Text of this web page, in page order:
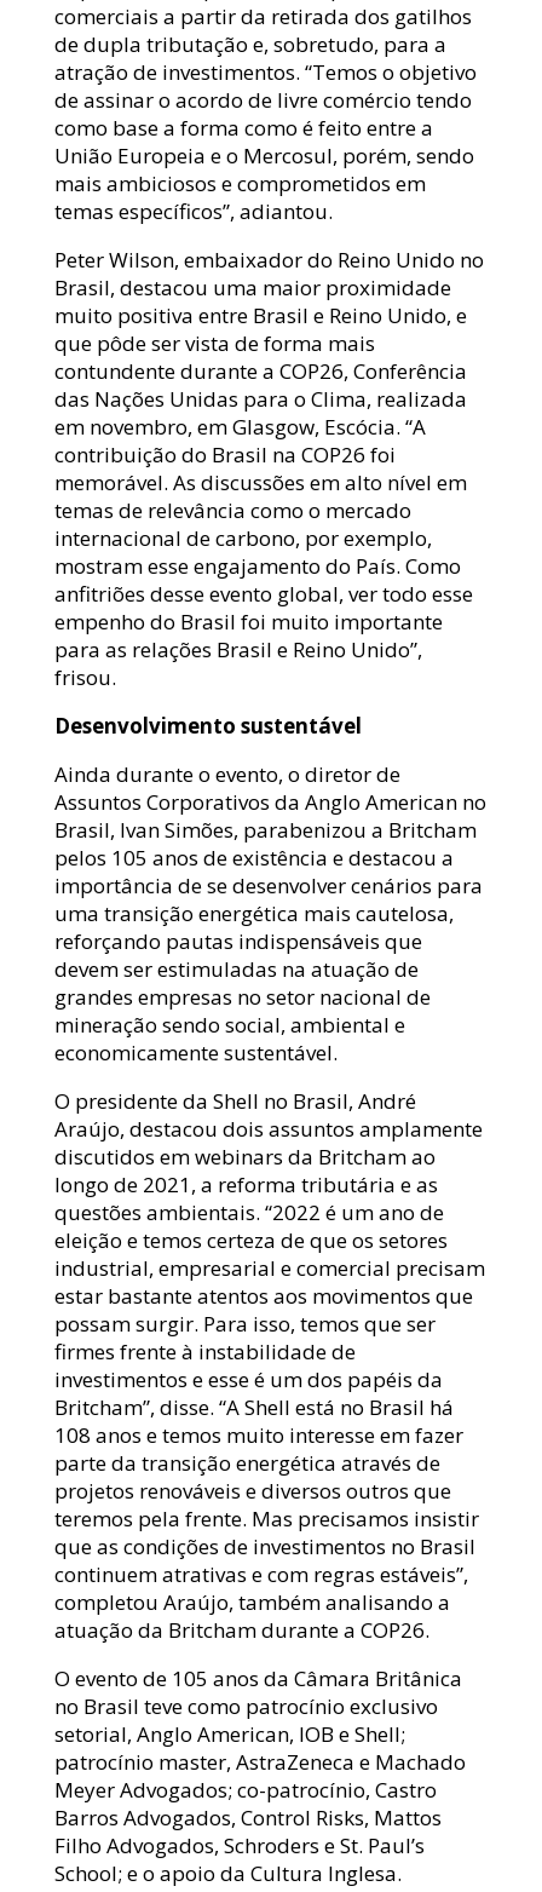
comerciais a partir da retirada dos gatilhos
de dupla tributação e, sobretudo, para a
atração de investimentos. “Temos o objetivo
de assinar o acordo de livre comércio tendo
como base a forma como é feito entre a
União Europeia e o Mercosul, porém, sendo
mais ambiciosos e comprometidos em
temas específicos”, adiantou.
Peter Wilson, embaixador do Reino Unido no
Brasil, destacou uma maior proximidade
muito positiva entre Brasil e Reino Unido, e
que pôde ser vista de forma mais
contundente durante a COP26, Conferência
das Nações Unidas para o Clima, realizada
em novembro, em Glasgow, Escócia. “A
contribuição do Brasil na COP26 foi
memorável. As discussões em alto nível em
temas de relevância como o mercado
internacional de carbono, por exemplo,
mostram esse engajamento do País. Como
anfitriões desse evento global, ver todo esse
empenho do Brasil foi muito importante
para as relações Brasil e Reino Unido”,
frisou.
Desenvolvimento sustentável
Ainda durante o evento, o diretor de
Assuntos Corporativos da Anglo American no
Brasil, Ivan Simões, parabenizou a Britcham
pelos 105 anos de existência e destacou a
importância de se desenvolver cenários para
uma transição energética mais cautelosa,
reforçando pautas indispensáveis que
devem ser estimuladas na atuação de
grandes empresas no setor nacional de
mineração sendo social, ambiental e
economicamente sustentável.
O presidente da Shell no Brasil, André
Araújo, destacou dois assuntos amplamente
discutidos em webinars da Britcham ao
longo de 2021, a reforma tributária e as
questões ambientais. “2022 é um ano de
eleição e temos certeza de que os setores
industrial, empresarial e comercial precisam
estar bastante atentos aos movimentos que
possam surgir. Para isso, temos que ser
firmes frente à instabilidade de
investimentos e esse é um dos papéis da
Britcham”, disse. “A Shell está no Brasil há
108 anos e temos muito interesse em fazer
parte da transição energética através de
projetos renováveis e diversos outros que
teremos pela frente. Mas precisamos insistir
que as condições de investimentos no Brasil
continuem atrativas e com regras estáveis”,
completou Araújo, também analisando a
atuação da Britcham durante a COP26.
O evento de 105 anos da Câmara Britânica
no Brasil teve como patrocínio exclusivo
setorial, Anglo American, IOB e Shell;
patrocínio master, AstraZeneca e Machado
Meyer Advogados; co-patrocínio, Castro
Barros Advogados, Control Risks, Mattos
Filho Advogados, Schroders e St. Paul’s
School; e o apoio da Cultura Inglesa.